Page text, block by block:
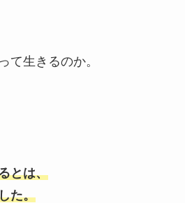
て生きるのか。
とは、
た。